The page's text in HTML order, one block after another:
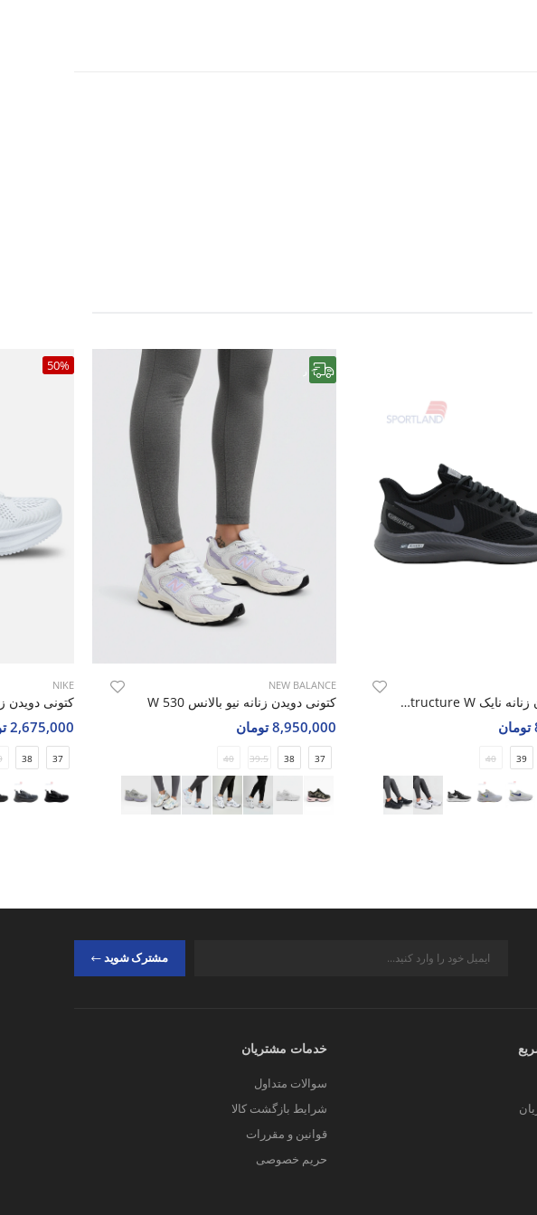
کتونی دویدن زنانه نایک Nike Air Guide 10 Structure W
39
40
NEW BALANCE
کتونی دویدن زنانه نیو بالانس 530 W
8,950,000 تومان
37
38
39.5
40
50%
NIKE
2,675,000 تومان
37
38
مشترک شوید
خدمات مشتریان
سوالات متداول
شرایط بازگشت کالا
قوانین و مقررات
حریم خصوصی